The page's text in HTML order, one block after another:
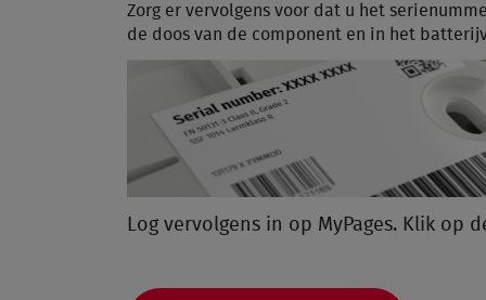
Zorg er vervolgens voor dat u het
de doos van de component en in het
Log vervolgens in op MyPages. Klik